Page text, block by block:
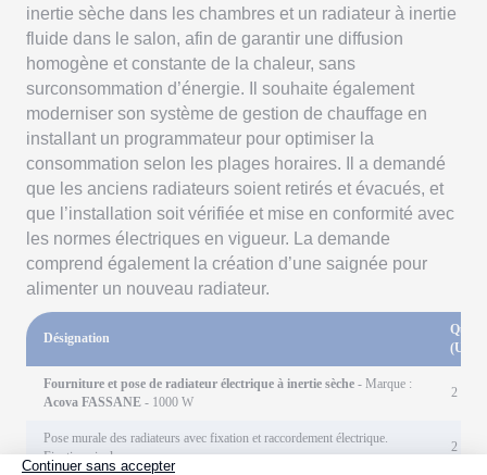
inertie sèche dans les chambres et un radiateur à inertie
fluide dans le salon, afin de garantir une diffusion
homogène et constante de la chaleur, sans
surconsommation d’énergie. Il souhaite également
moderniser son système de gestion de chauffage en
installant un programmateur pour optimiser la
consommation selon les plages horaires. Il a demandé
que les anciens radiateurs soient retirés et évacués, et
que l’installation soit vérifiée et mise en conformité avec
les normes électriques en vigueur. La demande
comprend également la création d’une saignée pour
alimenter un nouveau radiateur.
Désignation
Fourniture et pose de radiateur électrique à inertie sèche - Marque :
Acova FASSANE - 1000 W
2
Pose murale des radiateurs avec fixation et raccordement électrique.
Fixations incluses
2